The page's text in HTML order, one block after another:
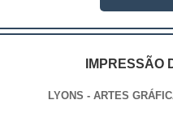
IMPRESSÃO
LYONS - ARTES